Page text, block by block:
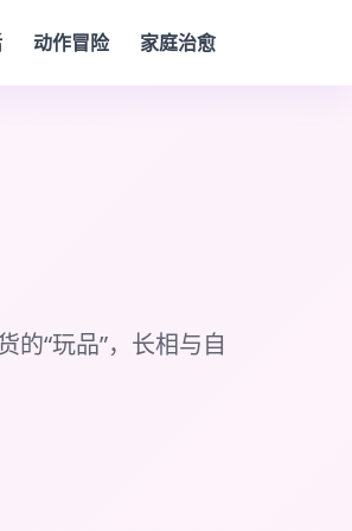
动作冒险 家庭治愈
的“玩品”，长相与自